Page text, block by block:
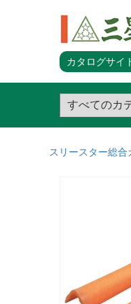
カタログサイ
スリースター総合